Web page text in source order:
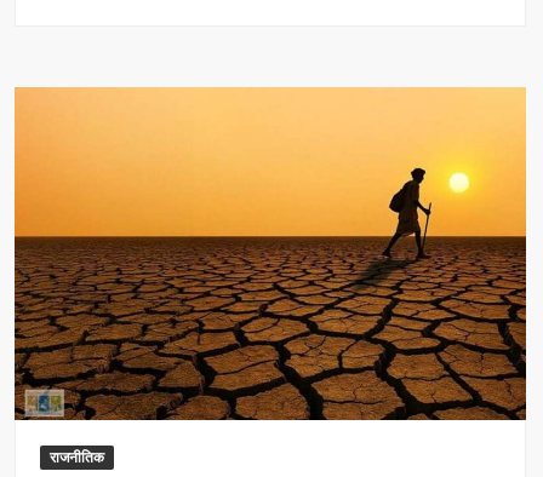
किसानों
की
आय
पर
सरकार
का
फोकस
राजनीतिक